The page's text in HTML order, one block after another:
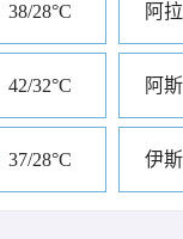
38/28°C 阿
42/32°C 阿
37/28°C 伊